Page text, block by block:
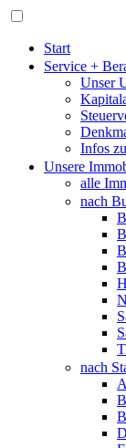
Start
Service +
Unser
Infos
Unsere
alle
nach
nach